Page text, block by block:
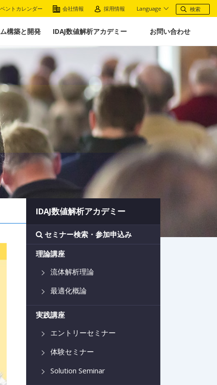
ントカレンダー 会社情報 採用情報 Language
構築と開発 IDAJ数値解析アカデミー お問い合わせ
IDAJ数値解析アカデミー
セミナー検索・参加申込み
理論講座
流体解析理論
最適化概論
実践講座
エントリーセミナー
体験セミナー
Solution Seminar